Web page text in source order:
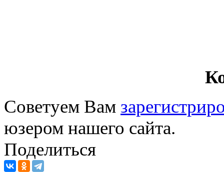
Советуем Вам
юзером нашего сайта.
Поделиться